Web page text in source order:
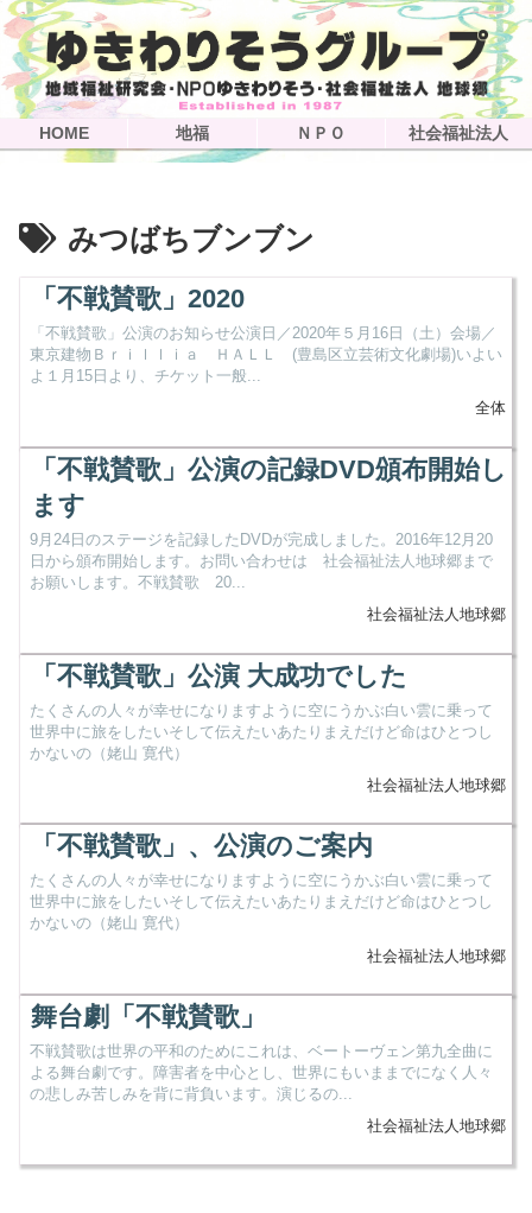
HOME 地福 ＮＰＯ 社会福祉法人
みつばちブンブン
「不戦賛歌」2020
「不戦賛歌」公演のお知らせ公演日／2020年５月16日（土）会場／
東京建物Ｂｒｉｌｌｉａ ＨＡＬＬ (豊島区立芸術文化劇場)いよい
よ１月15日より、チケット一般...
全体
「不戦賛歌」公演の記録DVD頒布開始し
ます
9月24日のステージを記録したDVDが完成しました。2016年12月20
日から頒布開始します。お問い合わせは 社会福祉法人地球郷まで
お願いします。不戦賛歌 20...
社会福祉法人地球郷
「不戦賛歌」公演 大成功でした
たくさんの人々が幸せになりますように空にうかぶ白い雲に乗って
世界中に旅をしたいそして伝えたいあたりまえだけど命はひとつし
かないの（姥山 寛代）
社会福祉法人地球郷
「不戦賛歌」、公演のご案内
たくさんの人々が幸せになりますように空にうかぶ白い雲に乗って
世界中に旅をしたいそして伝えたいあたりまえだけど命はひとつし
かないの（姥山 寛代）
社会福祉法人地球郷
舞台劇「不戦賛歌」
不戦賛歌は世界の平和のためにこれは、ベートーヴェン第九全曲に
よる舞台劇です。障害者を中心とし、世界にもいままでになく人々
の悲しみ苦しみを背に背負います。演じるの...
社会福祉法人地球郷